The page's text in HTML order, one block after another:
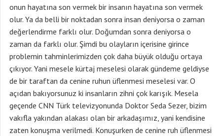
onun hayatına son vermek bir insanın hayatına son vermek
olur. Ya da belli bir noktadan sonra insan deniyorsa o zaman
değerlendirme farklı olur. Doğumdan sonra deniyorsa o
zaman da farklı olur. Şimdi bu olayların içerisine girince
problemin tahminlerimizden çok daha büyük olduğu ortaya
çıkıyor. Yani mesele kürtaj meselesi olarak gündeme geldiyse
de bir taraftan da cenine ruhun üflenmesi meselesi var. O
açıdan bakıyorsunuz ki insanların zihni çok karışık. Mesela
geçende CNN Türk televizyonunda Doktor Seda Sezer, bizim
vakıfla yakından alakası olan bir arkadaşımız, yani kendisine
zaten konuşma verilmedi. Konuşurken de cenine ruh üflenmesi